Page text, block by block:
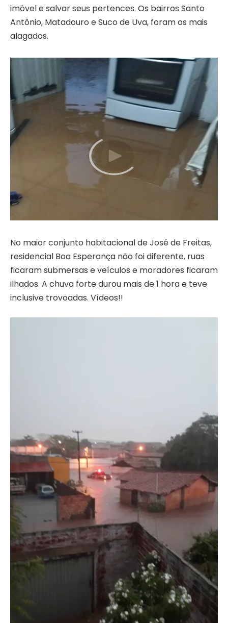
imóvel e salvar seus pertences. Os bairros Santo
Antônio, Matadouro e Suco de Uva, foram os mais
alagados.
No maior conjunto habitacional de José de Freitas,
residencial Boa Esperança não foi diferente, ruas
ficaram submersas e veículos e moradores ficaram
ilhados. A chuva forte durou mais de 1 hora e teve
inclusive trovoadas. Vídeos!!